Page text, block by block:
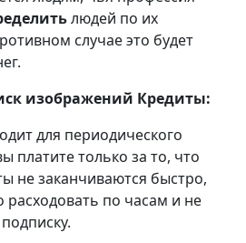
людей по их
случае это будет
изображений Кредиты:
для периодического
платите только за то, что
не заканчиваются быстро,
по часам и не